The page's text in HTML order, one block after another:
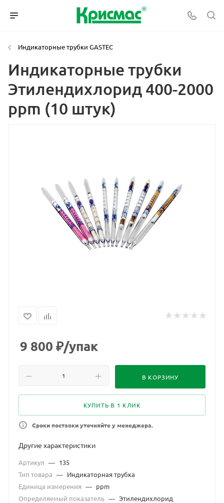
Индикаторные трубки GASTEC
Индикаторные трубки
Этилендихлорид 400-2000
ppm (10 штук)
9 800 ₽/упак
В КОРЗИНУ
КУПИТЬ В 1 КЛИК
Сроки поставки уточняйте у менеджера.
Другие характеристики
Артикул — 135
Тип товара — Индикаторная трубка
Единица измерения — ppm
Определяемый показатель — Этилендихлорид